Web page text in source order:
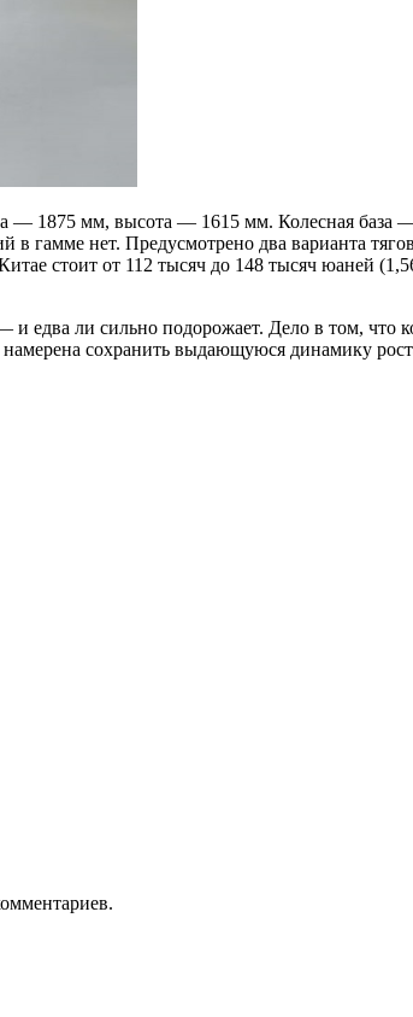
мм, высота — 1615 мм. Колесная база —
гамме нет. Предусмотрено два варианта
стоит от 112 тысяч до 148 тысяч юаней
ли сильно подорожает. Дело в том, что
сохранить выдающуюся динамику